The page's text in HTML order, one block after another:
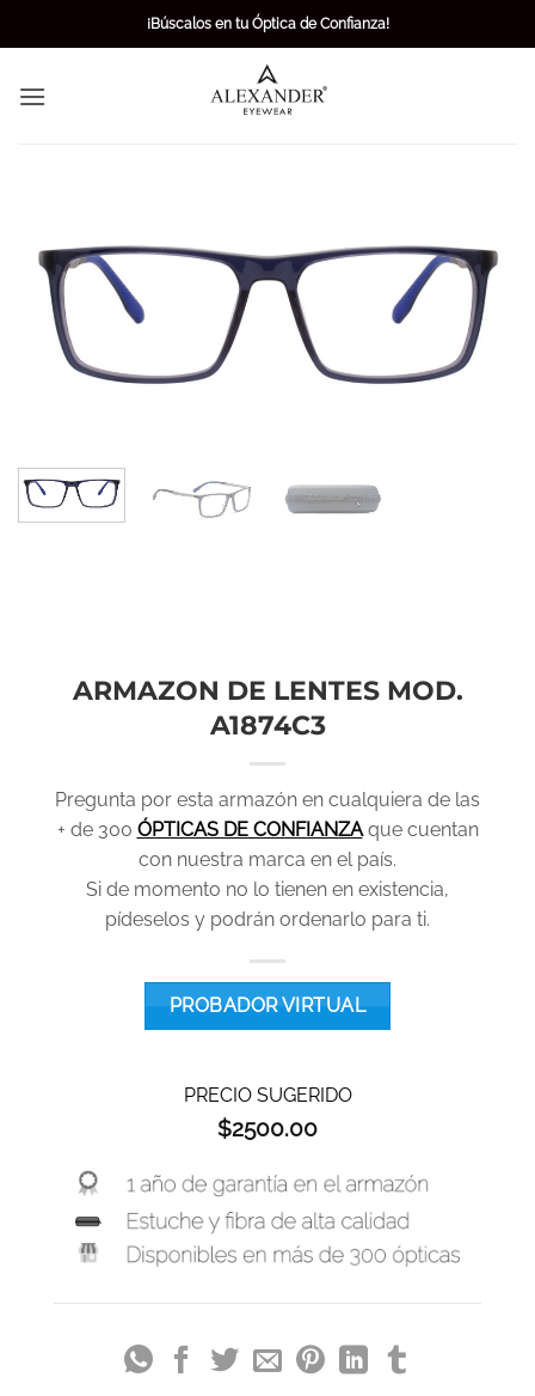
to
¡Búscalos en tu Óptica de Confianza!
ARMAZON DE LENTES MOD.
A1874C3
Pregunta por esta armazón en cualquiera de las
+ de 300 ÓPTICAS DE CONFIANZAque cuentan
con nuestra marca en el país.
Si de momento no lo tienen en existencia,
pídeselos y podrán ordenarlo para ti.
PROBADOR VIRTUAL
PRECIO SUGERIDO
$2500.00